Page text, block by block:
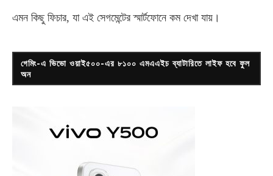
এমন কিছু ফিচার, যা এই সেগমেন্টের স্মার্টফোনে কম দেখা যায়।
গেমিং-এ ভিভো ওয়াই৫০০-এর ৮১০০ এমএএইচ ব্যাটারিতে লাইফ হবে ফুল
অন